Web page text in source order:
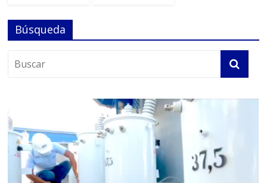
Búsqueda